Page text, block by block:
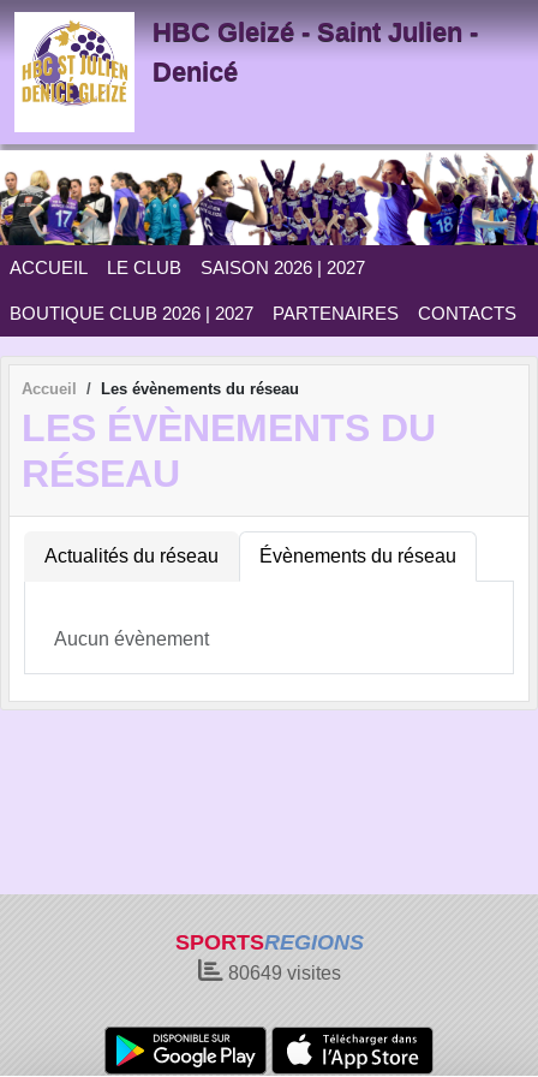
HBC Gleizé - Saint Julien -
Denicé
ACCUEIL LE CLUB SAISON 2026 | 2027
BOUTIQUE CLUB 2026 | 2027 PARTENAIRES CONTACTS
Accueil Les évènements du réseau
LES ÉVÈNEMENTS DU
RÉSEAU
Actualités du réseau Évènements du réseau
Aucun évènement
SPORTSREGIONS
80649 visites
Panneau de gestion des cookies